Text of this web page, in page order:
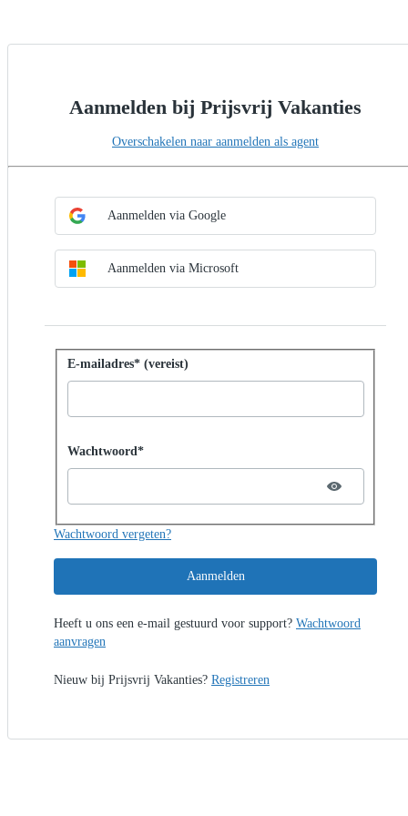
Aanmelden bij Prijsvrij Vakanties
Overschakelen naar aanmelden als agent
Aanmelden met SSO
Aanmelden via Google
Aanmelden via Microsoft
Aanmelden met wachtwoord
E-mailadres* (vereist)
Password hidden
Wachtwoord*
Wachtwoord vergeten?
Aanmelden
Heeft u ons een e-mail gestuurd voor support? Wachtwoord
aanvragen
Nieuw bij Prijsvrij Vakanties? Registreren